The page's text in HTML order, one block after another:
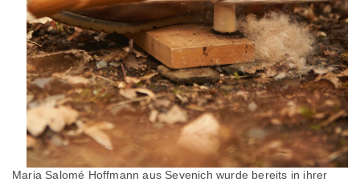
Maria Salomé Hoffmann aus Sevenich wurde bereits in ihrer